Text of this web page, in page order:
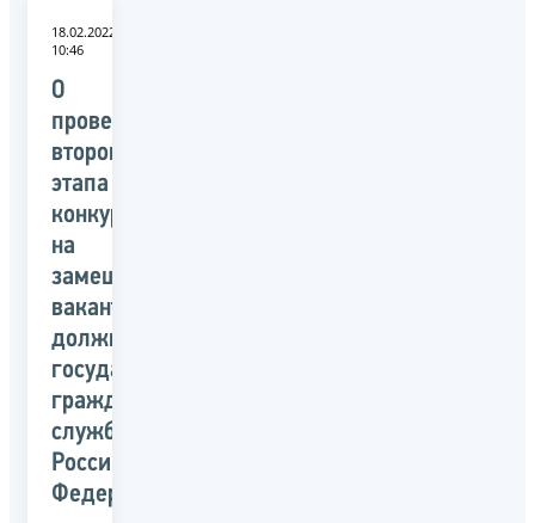
18.02.2022
10:46
О
проведении
второго
этапа
конкурса
на
замещение
вакантных
должностей
государственной
гражданской
службы
Российской
Федерации